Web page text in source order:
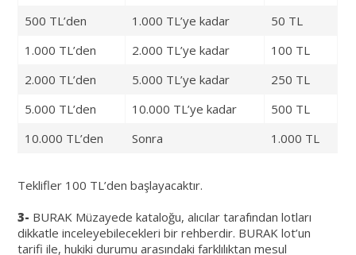
500 TL’den
1.000 TL’ye kadar
50 TL
1.000 TL’den
2.000 TL’ye kadar
100 TL
2.000 TL’den
5.000 TL’ye kadar
250 TL
5.000 TL’den
10.000 TL’ye kadar
500 TL
10.000 TL’den
Sonra 1.000 TL
Teklifler 100 TL’den başlayacaktır.
3- BURAK Müzayede kataloğu, alıcılar tarafından lotları
dikkatle inceleyebilecekleri bir rehberdir. BURAK lot’un
tarifi ile, hukiki durumu arasındaki farklılıktan mesul